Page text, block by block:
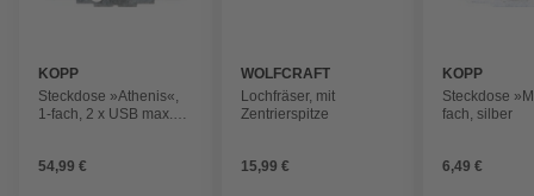
KOPP
Steckdose »Athenis«,
1-fach, 2 x USB max.
54,99 €
WOLFCRAFT
Lochfräser, mit
Zentrierspitze
15,99 €
KOPP
Steckdose
fach, silber
6,49 €